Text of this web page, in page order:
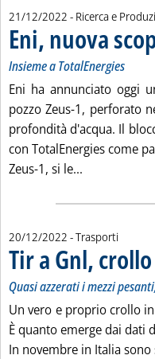
21/12/2022 - Ricerca e
Eni, nuova
Insieme a TotalEnergies
Eni ha annunciato oggi
pozzo Zeus-1, perforato
profondità d'acqua. Il
con TotalEnergies come
Zeus-1, si le...
20/12/2022 - Trasporti
Tir a Gnl,
Quasi azzerati i mezzi
Un vero e proprio crollo
È quanto emerge dai dati
In novembre in Italia